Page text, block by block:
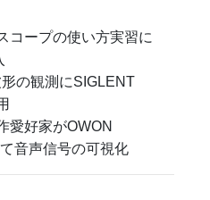
コープの使い方実習に
の観測にSIGLENT
愛好家がOWON
音声信号の可視化